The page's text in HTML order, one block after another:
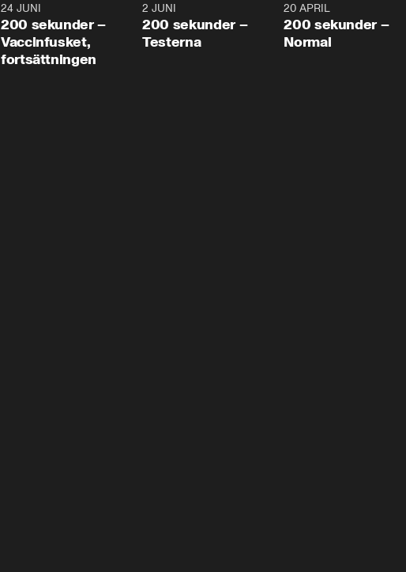
5:00
24 JUNI
200 sekunder –
Vaccinfusket,
fortsättningen
4:23
2 JUNI
200 sekunder –
Testerna
20 APRIL
200 sekunder –
Normal